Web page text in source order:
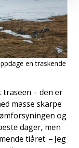
en traskende
traseen – den er
masse skarpe
og
dager, men
tiåret. – Jeg